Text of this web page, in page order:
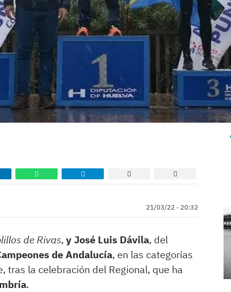
21/03/22 - 20:32
de Rivas, y José Luis Dávila, del
de Andalucía, en las categorías
tras la celebración del Regional, que ha
.